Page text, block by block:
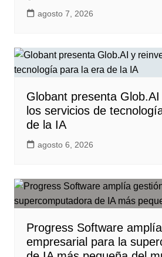
agosto 7, 2026
Globant presenta
los servicios de
de la IA
agosto 6, 2026
Progress Software
empresarial para la